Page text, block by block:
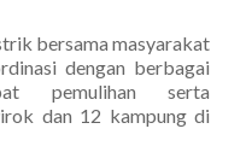
bersama masyarakat
dengan berbagai
pemulihan serta
dan 12 kampung di